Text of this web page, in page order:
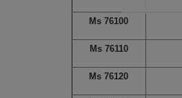
Ms 76100
Ms 76110
Ms 76120